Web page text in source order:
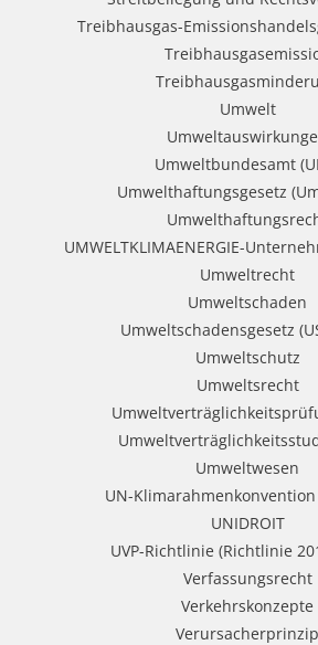
Treibhausgas-
Umwelt
Umweltbundesamt
Umwelthaftungsgesetz
UMWELTKLIMAENERGIE-
Umweltrecht
Umweltschaden
Umweltschadensgesetz
Umweltschutz
Umweltsrecht
Umweltwesen
UN-Klimarahmenkonvention
UNIDROIT
UVP-Richtlinie (Richtlinie
Verfassungsrecht
Verkehrskonzepte
Verursacherprinzip